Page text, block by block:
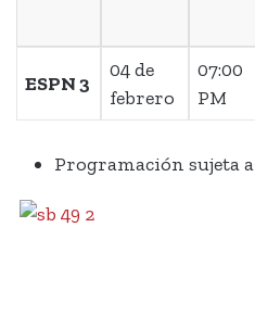
ESPN 3
04 de
febrero
07:00
PM
Programación sujeta